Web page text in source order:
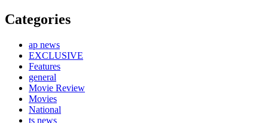
Categories
ap news
EXCLUSIVE
Features
general
Movie Review
Movies
National
ts news